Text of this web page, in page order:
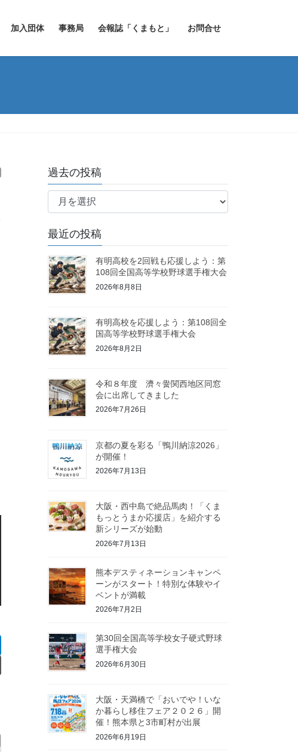
加入団体 事務局 会報誌「くまもと」 お問合せ
過去の投稿
過
投
稿
最近の投稿
有明高校を2回戦も応援しよう：第
108回全国高等学校野球選手権大会
2026年8月8日
有明高校を応援しよう：第108回全
国高等学校野球選手権大会
2026年8月2日
令和８年度 濟々黌関西地区同窓
会に出席してきました
2026年7月26日
京都の夏を彩る「鴨川納涼2026」
が開催！
2026年7月13日
大阪・西中島で絶品馬肉！「くま
もっとうまか応援店」を紹介する
新シリーズが始動
2026年7月13日
熊本デスティネーションキャンペ
ーンがスタート！特別な体験やイ
ベントが満載
2026年7月2日
第30回全国高等学校女子硬式野球
選手権大会
2026年6月30日
大阪・天満橋で「おいでや！いな
か暮らし移住フェア２０２６」開
催！熊本県と3市町村が出展
2026年6月19日